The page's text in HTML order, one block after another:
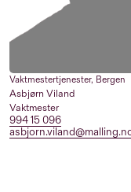
Vaktmestertjenester, Bergen
Asbjørn Viland
Vaktmester
994 15 096